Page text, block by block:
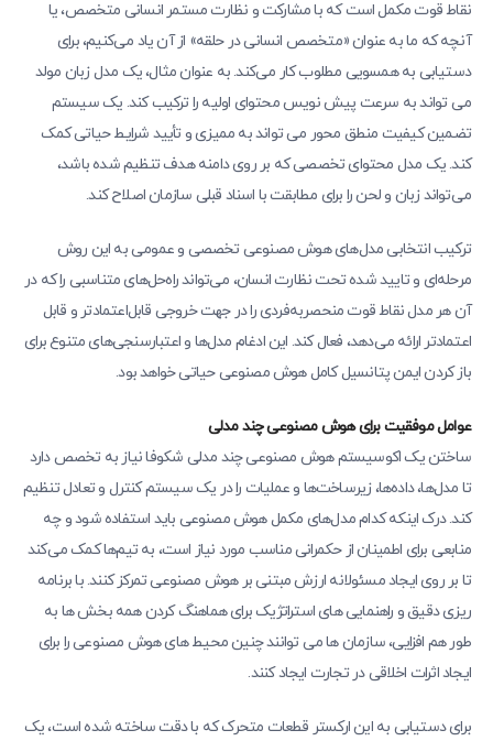
نقاط قوت مکمل است که با مشارکت و نظارت مستمر انسانی متخصص، یا
آنچه که ما به عنوان «متخصص انسانی در حلقه» از آن یاد می‌کنیم، برای
دستیابی به همسویی مطلوب کار می‌کند. به عنوان مثال، یک مدل زبان مولد
می تواند به سرعت پیش نویس محتوای اولیه را ترکیب کند. یک سیستم
تضمین کیفیت منطق محور می تواند به ممیزی و تأیید شرایط حیاتی کمک
کند. یک مدل محتوای تخصصی که بر روی دامنه هدف تنظیم شده باشد،
می‌تواند زبان و لحن را برای مطابقت با اسناد قبلی سازمان اصلاح کند.
ترکیب انتخابی مدل‌های هوش مصنوعی تخصصی و عمومی به این روش
مرحله‌ای و تایید شده تحت نظارت انسان، می‌تواند راه‌حل‌های متناسبی را که در
آن هر مدل نقاط قوت منحصربه‌فردی را در جهت خروجی قابل‌اعتمادتر و قابل
اعتمادتر ارائه می‌دهد، فعال کند. این ادغام مدل‌ها و اعتبارسنجی‌های متنوع برای
باز کردن ایمن پتانسیل کامل هوش مصنوعی حیاتی خواهد بود.
عوامل موفقیت برای هوش مصنوعی چند مدلی
ساختن یک اکوسیستم هوش مصنوعی چند مدلی شکوفا نیاز به تخصص دارد
تا مدل‌ها، داده‌ها، زیرساخت‌ها و عملیات را در یک سیستم کنترل و تعادل تنظیم
کند. درک اینکه کدام مدل‌های مکمل هوش مصنوعی باید استفاده شود و چه
منابعی برای اطمینان از حکمرانی مناسب مورد نیاز است، به تیم‌ها کمک می‌کند
تا بر روی ایجاد مسئولانه ارزش مبتنی بر هوش مصنوعی تمرکز کنند. با برنامه
ریزی دقیق و راهنمایی های استراتژیک برای هماهنگ کردن همه بخش ها به
طور هم افزایی، سازمان ها می توانند چنین محیط های هوش مصنوعی را برای
ایجاد اثرات اخلاقی در تجارت ایجاد کنند.
برای دستیابی به این ارکستر قطعات متحرک که با دقت ساخته شده است، یک